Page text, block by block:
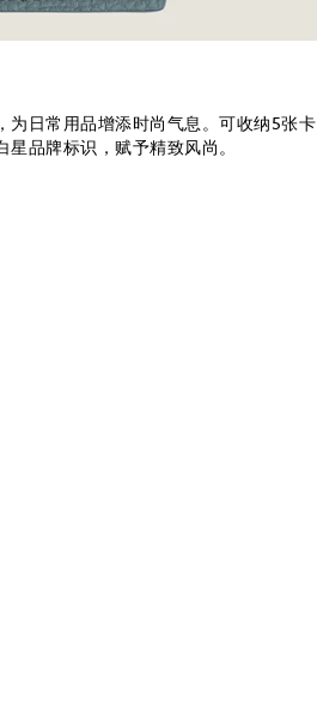
为日常用品增添时尚气息。可收纳5张卡
品牌标识，赋予精致风尚。